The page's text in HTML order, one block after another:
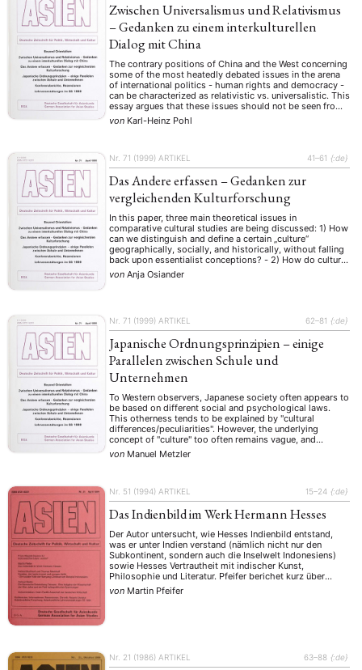
Zwischen Universalismus und Relativismus
– Gedanken zu einem interkulturellen
Dialog mit China
The contrary positions of China and the West concerning
some of the most heatedly debated issues in the arena
of international politics - human rights and democracy -
can be characterized as relativistic vs. universalistic. This
essay argues that these issues should not be seen from
an ideological but from a historical perspective. It should
…
von Karl-Heinz Pohl
Nr. 71 (1999) ARTIKEL 41–61 {:de}
Das Andere erfassen – Gedanken zur
vergleichenden Kulturforschung
In this paper, three main theoretical issues in
comparative cultural studies are being discussed: 1) How
can we distinguish and define a certain „culture“
geographically, socially, and historically, without falling
back upon essentialist conceptions? - 2) How do cultural
developments and developments of society in general
influence each other? - And 3): How can we …
von Anja Osiander
Nr. 71 (1999) ARTIKEL 62–81 {:de}
Japanische Ordnungsprinzipien – einige
Parallelen zwischen Schule und
Unternehmen
To Western observers, Japanese society often appears to
be based on different social and psychological laws.
This otherness tends to be explained by "cultural
differences/peculiarities". However, the underlying
concept of "culture" too often remains vague, and
statements are overly generalized. From a sociological
point of view, a direct transfer of supposed cultural
von Manuel Metzler
Nr. 51 (1994) ARTIKEL 15–24 {:de}
Das Indienbild im Werk Hermann Hesses
Der Autor untersucht, wie Hesses Indienbild entstand,
was er unter Indien verstand (nämlich nicht nur den
Subkontinent, sondern auch die Inselwelt Indonesiens)
sowie Hesses Vertrautheit mit indischer Kunst,
Philosophie und Literatur. Pfeifer berichet kurz über
Hesses Bekanntheit bzw. Beliebtheit im heutigen Indien.
von Martin Pfeifer
Nr. 21 (1986) ARTIKEL 63–88 {:de}